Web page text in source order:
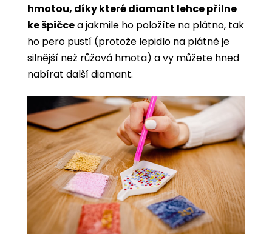
hmotou, díky které diamant lehce přilne
ke špičcea jakmile ho položíte na plátno, tak
ho pero pustí (protože lepidlo na plátně je
silnější než růžová hmota) a vy můžete hned
nabírat další diamant.